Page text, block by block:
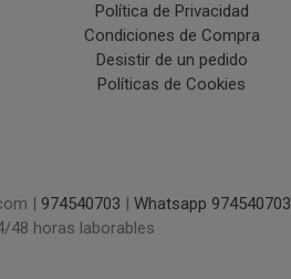
Política de Privacidad
Condiciones de Compra
Desistir de un pedido
Políticas de Cookies
| 974540703 | Whatsapp 974540703
48 horas laborables